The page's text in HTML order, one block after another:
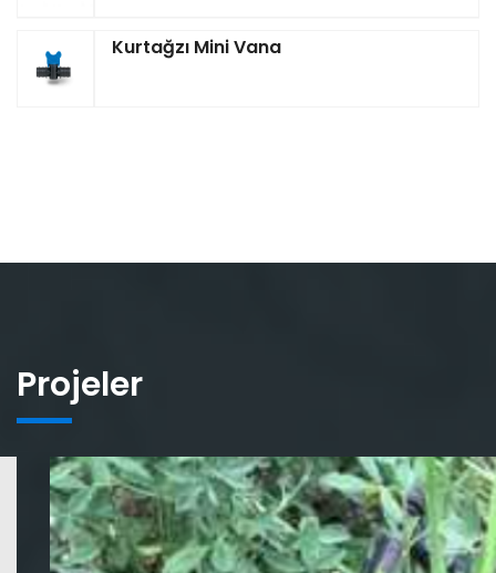
Kurtağzı Mini Vana
Projeler